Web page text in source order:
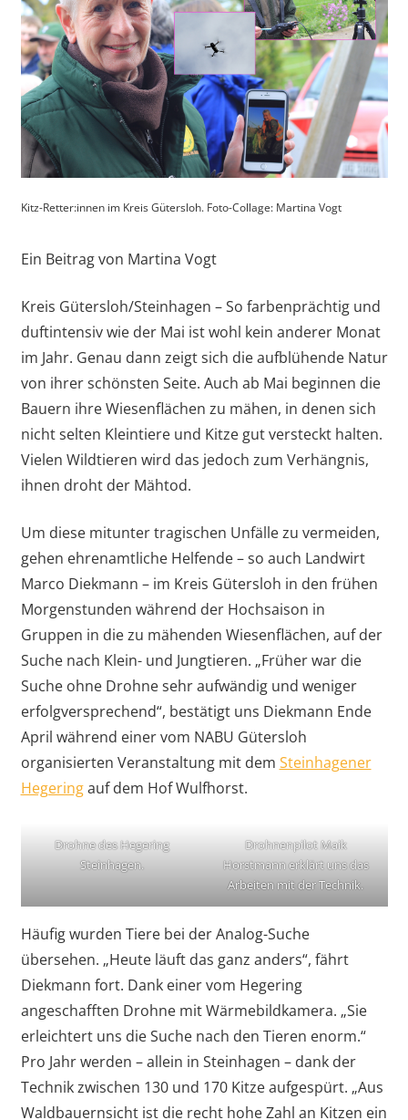
Kitz-Retter:innen im Kreis Gütersloh. Foto-Collage: Martina Vogt
Ein Beitrag von Martina Vogt
Kreis Gütersloh/Steinhagen – So farbenprächtig und
duftintensiv wie der Mai ist wohl kein anderer Monat
im Jahr. Genau dann zeigt sich die aufblühende Natur
von ihrer schönsten Seite. Auch ab Mai beginnen die
Bauern ihre Wiesenflächen zu mähen, in denen sich
nicht selten Kleintiere und Kitze gut versteckt halten.
Vielen Wildtieren wird das jedoch zum Verhängnis,
ihnen droht der Mähtod.
Um diese mitunter tragischen Unfälle zu vermeiden,
gehen ehrenamtliche Helfende – so auch Landwirt
Marco Diekmann – im Kreis Gütersloh in den frühen
Morgenstunden während der Hochsaison in
Gruppen in die zu mähenden Wiesenflächen, auf der
Suche nach Klein- und Jungtieren. „Früher war die
Suche ohne Drohne sehr aufwändig und weniger
erfolgversprechend“, bestätigt uns Diekmann Ende
April während einer vom NABU Gütersloh
organisierten Veranstaltung mit dem Steinhagener
Hegeringauf dem Hof Wulfhorst.
Drohne des Hegering
Steinhagen.
Drohnenpilot Maik
Horstmann erklärt uns das
Arbeiten mit der Technik.
Häufig wurden Tiere bei der Analog-Suche
übersehen. „Heute läuft das ganz anders“, fährt
Diekmann fort. Dank einer vom Hegering
angeschafften Drohne mit Wärmebildkamera. „Sie
erleichtert uns die Suche nach den Tieren enorm.“
Pro Jahr werden – allein in Steinhagen – dank der
Technik zwischen 130 und 170 Kitze aufgespürt. „Aus
Waldbauernsicht ist die recht hohe Zahl an Kitzen ein